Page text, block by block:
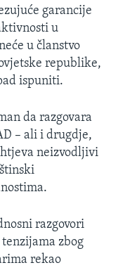
garancije
u
u članstvo
republike,
ispuniti.
da razgovara
– ali i drugdje,
neizvodljivi
razgovori
zbog
rekao